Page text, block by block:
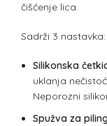
čišćenje lica.
Sadrži 3 nastavka:
Silikonska
uklanja
Neporozni
Spužva za